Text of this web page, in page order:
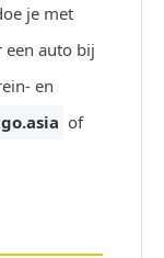
je met
een auto bij
en
of